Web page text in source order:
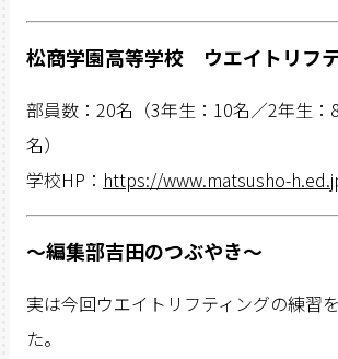
松商学園高等学校 ウエイトリフ
部員数：20名（3年生：10名／2年生：
名）
学校HP： https://www.matsusho-
〜編集部吉田のつぶやき〜
実は今回ウエイトリフティングの練習
た。